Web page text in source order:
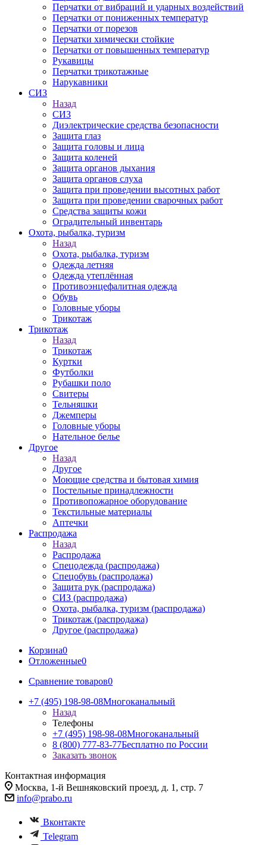
Перчатки от вибраций и ударных воздействий
Перчатки от пониженных температур
Перчатки от порезов
Перчатки химически стойкие
Перчатки от повышенных температур
Рукавицы
Перчатки трикотажные
Нарукавники
СИЗ
Назад
СИЗ
Диэлектрические средства безопасности
Защита глаз
Защита головы и лица
Защита коленей
Защита органов дыхания
Защита органов слуха
Защита при проведении высотных работ
Защита при проведении сварочных работ
Средства защиты кожи
Оградительный инвентарь
Охота, рыбалка, туризм
Назад
Охота, рыбалка, туризм
Одежда летняя
Одежда утеплённая
Противоэнцефалитная одежда
Обувь
Головные уборы
Трикотаж
Трикотаж
Назад
Трикотаж
Куртки
Футболки
Рубашки поло
Свитеры
Тельняшки
Джемперы
Головные уборы
Нательное белье
Другое
Назад
Другое
Моющие средства и бытовая химия
Постельные принадлежности
Противопожарное оборудование
Текстильные материалы
Аптечки
Распродажа
Назад
Распродажа
Спецодежда (распродажа)
Спецобувь (распродажа)
Защита рук (распродажа)
СИЗ (распродажа)
Охота, рыбалка, туризм (распродажа)
Трикотаж (распродажа)
Другое (распродажа)
Корзина0
Отложенные0
Сравнение товаров0
+7 (495) 198-98-08Многоканальный
Назад
Телефоны
+7 (495) 198-98-08Многоканальный
8 (800) 777-83-77Бесплатно по России
Заказать звонок
Контактная информация
Москва, 1-й Вешняковский проезд, д. 1, стр. 7
info@prabo.ru
Вконтакте
Telegram